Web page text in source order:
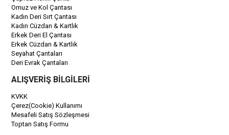
Omuz ve Kol Çantası
Kadın Deri Sırt Çantası
Kadın Cüzdan & Kartlık
Erkek Deri El Çantası
Erkek Cüzdan & Kartlık
Seyahat Çantaları
Deri Evrak Çantaları
ALIŞVERİŞ BİLGİLERİ
KVKK
Çerez(Cookie) Kullanımı
Mesafeli Satış Sözleşmesi
Toptan Satış Formu